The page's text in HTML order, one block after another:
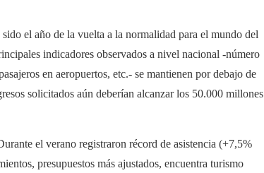
el año de la vuelta a la normalidad para el mundo del
indicadores observados a nivel nacional -número
en aeropuertos, etc.- se mantienen por debajo de
solicitados aún deberían alcanzar los 50.000 millones
el verano registraron récord de asistencia (+7,5%
presupuestos más ajustados, encuentra turismo